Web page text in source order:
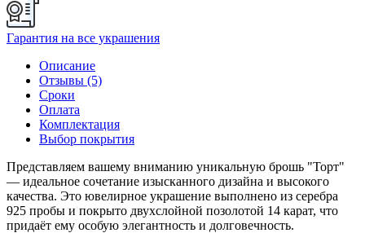
Гарантия на все украшения
Описание
Отзывы (5)
Сроки
Оплата
Комплектация
Выбор покрытия
Представляем вашему вниманию уникальную брошь "Торт"
— идеальное сочетание изысканного дизайна и высокого
качества. Это ювелирное украшение выполнено из серебра
925 пробы и покрыто двухслойной позолотой 14 карат, что
придаёт ему особую элегантность и долговечность.